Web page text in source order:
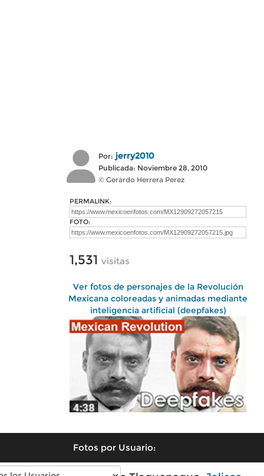
Por: jerry2010
Publicada: Noviembre 28, 2010
© Gerardo Herrera Perez
PERMALINK:
FOTO:
1,531 visitas
Ver fotos de personajes de la Revolución
Mexicana coloreadas y animadas mediante
inteligencia artificial (deepfakes)
Fotos por Usuario: